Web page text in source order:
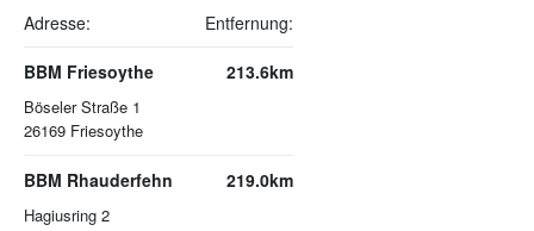
Adresse: Entfernung:
BBM Friesoythe
Böseler Straße 1
26169 Friesoythe
213.6km
BBM Rhauderfehn
Hagiusring 2
219.0km